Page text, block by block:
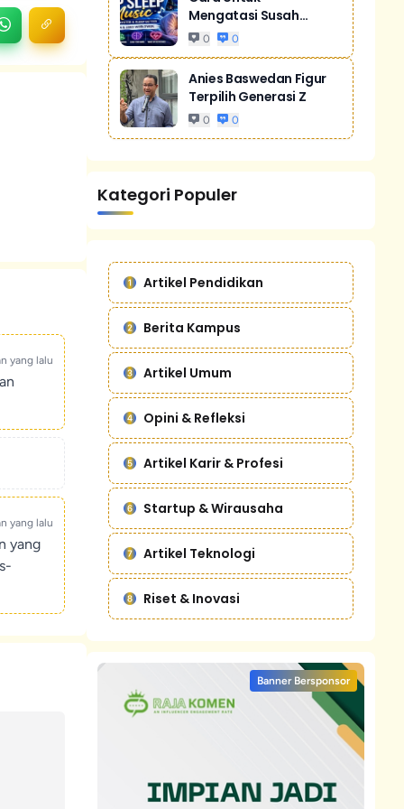
yang lalu
yang lalu
yang
Mengatasi Susah
Tidur Akibat Stres
0 0
Anies Baswedan Figur
Terpilih Generasi Z
0 0
Kategori Populer
Artikel Pendidikan
Berita Kampus
Artikel Umum
Opini & Refleksi
Artikel Karir & Profesi
Startup & Wirausaha
Artikel Teknologi
Riset & Inovasi
Banner Bersponsor